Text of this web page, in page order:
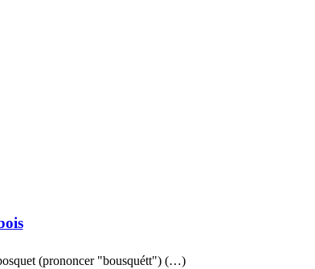
(prononcer "bousquétt") (…)